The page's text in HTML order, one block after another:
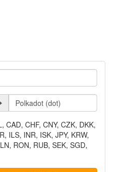
CAD, CHF, CNY, CZK, DKK,
ILS, INR, ISK, JPY, KRW,
RON, RUB, SEK, SGD,